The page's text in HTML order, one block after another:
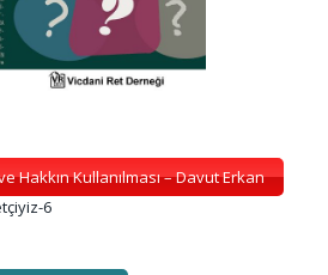
Hakkın Kullanılması – Davut Erkan